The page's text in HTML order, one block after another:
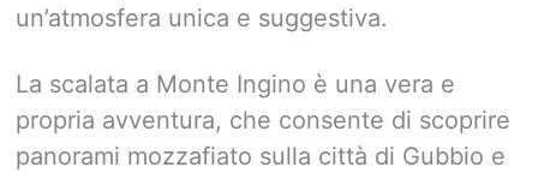
un’atmosfera unica e suggestiva.
La scalata a Monte Ingino è una vera e
propria avventura, che consente di scoprire
panorami mozzafiato sulla città di Gubbio e